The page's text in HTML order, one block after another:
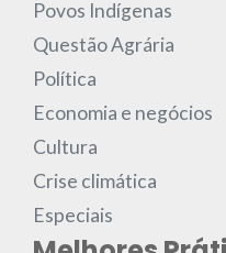
Povos Indígenas
Questão Agrária
Política
Economia e negócios
Cultura
Crise climática
Especiais